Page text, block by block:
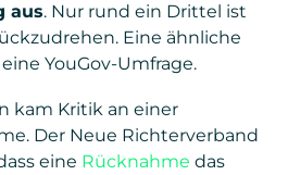
aus. Nur rund ein Drittel ist
Eine ähnliche
YouGov-Umfrage.
kam Kritik an einer
Der Neue Richterverband
eine Rücknahme das